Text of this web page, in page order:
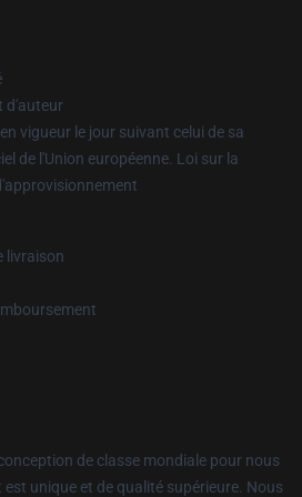
d'auteur
vigueur le jour suivant celui de sa
de l'Union européenne. Loi sur la
livraison
de classe mondiale pour nous
unique et de qualité supérieure. Nous